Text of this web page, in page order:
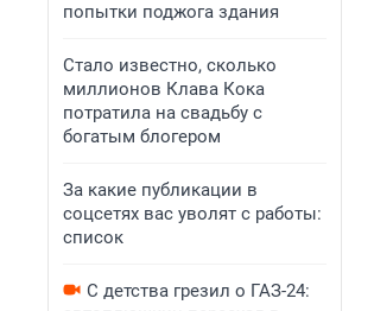
попытки поджога здания
Стало известно, сколько
миллионов Клава Кока
потратила на свадьбу с
богатым блогером
За какие публикации в
соцсетях вас уволят с работы:
список
С детства грезил о ГАЗ-24: